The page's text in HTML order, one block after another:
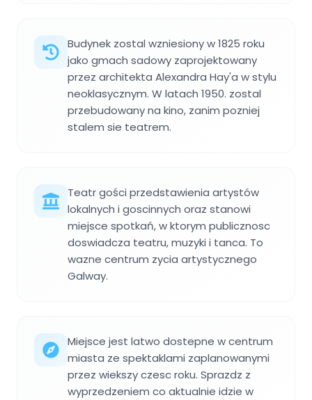
Budynek zostal wzniesiony w 1825 roku
jako gmach sadowy zaprojektowany
przez architekta Alexandra Hay'a w stylu
neoklasycznym. W latach 1950. zostal
przebudowany na kino, zanim pozniej
stalem sie teatrem.
Teatr gości przedstawienia artystów
lokalnych i goscinnych oraz stanowi
miejsce spotkań, w ktorym publicznosc
doswiadcza teatru, muzyki i tanca. To
wazne centrum zycia artystycznego
Galway.
Miejsce jest latwo dostepne w centrum
miasta ze spektaklami zaplanowanymi
przez wiekszy czesc roku. Sprazdz z
wyprzedzeniem co aktualnie idzie w